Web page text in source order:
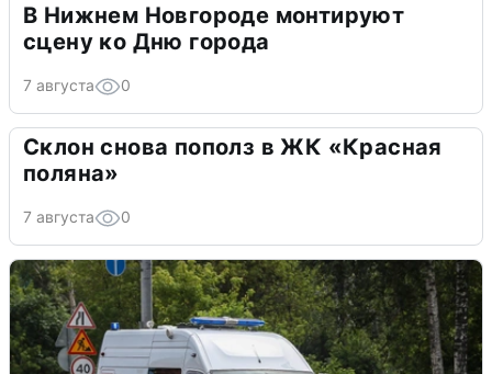
В Нижнем Новгороде монтируют
сцену ко Дню города
7 августа 0
Склон снова пополз в ЖК «Красная
поляна»
7 августа 0